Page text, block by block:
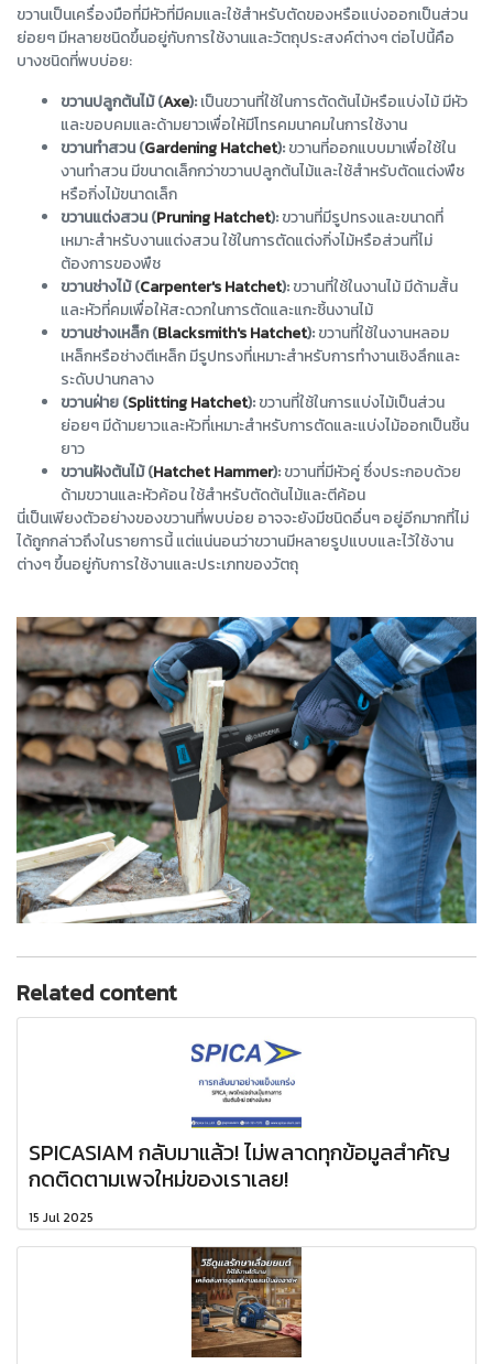
ขวานเป็นเครื่องมือที่มีหัวที่มีคมและใช้สำหรับตัดของหรือแบ่งออกเป็นส่วน
ย่อยๆ มีหลายชนิดขึ้นอยู่กับการใช้งานและวัตถุประสงค์ต่างๆ ต่อไปนี้คือ
บางชนิดที่พบบ่อย:
ขวานปลูกต้นไม้ (Axe):เป็นขวานที่ใช้ในการตัดต้นไม้หรือแบ่งไม้ มีหัว
และขอบคมและด้ามยาวเพื่อให้มีโทรคมนาคมในการใช้งาน
ขวานทำสวน (Gardening Hatchet):ขวานที่ออกแบบมาเพื่อใช้ใน
งานทำสวน มีขนาดเล็กกว่าขวานปลูกต้นไม้และใช้สำหรับตัดแต่งพืช
หรือกิ่งไม้ขนาดเล็ก
ขวานแต่งสวน (Pruning Hatchet):ขวานที่มีรูปทรงและขนาดที่
เหมาะสำหรับงานแต่งสวน ใช้ในการตัดแต่งกิ่งไม้หรือส่วนที่ไม่
ต้องการของพืช
ขวานช่างไม้ (Carpenter's Hatchet):ขวานที่ใช้ในงานไม้ มีด้ามสั้น
และหัวที่คมเพื่อให้สะดวกในการตัดและแกะชิ้นงานไม้
ขวานช่างเหล็ก (Blacksmith's Hatchet):ขวานที่ใช้ในงานหลอม
เหล็กหรือช่างตีเหล็ก มีรูปทรงที่เหมาะสำหรับการทำงานเชิงลึกและ
ระดับปานกลาง
ขวานฝ่าย (Splitting Hatchet):ขวานที่ใช้ในการแบ่งไม้เป็นส่วน
ย่อยๆ มีด้ามยาวและหัวที่เหมาะสำหรับการตัดและแบ่งไม้ออกเป็นชิ้น
ยาว
ขวานฝังต้นไม้ (Hatchet Hammer):ขวานที่มีหัวคู่ ซึ่งประกอบด้วย
ด้ามขวานและหัวค้อน ใช้สำหรับตัดต้นไม้และตีค้อน
นี่เป็นเพียงตัวอย่างของขวานที่พบบ่อย อาจจะยังมีชนิดอื่นๆ อยู่อีกมากที่ไม่
ได้ถูกกล่าวถึงในรายการนี้ แต่แน่นอนว่าขวานมีหลายรูปแบบและไว้ใช้งาน
ต่างๆ ขึ้นอยู่กับการใช้งานและประเภทของวัตถุ
Related content
SPICASIAM กลับมาแล้ว! ไม่พลาดทุกข้อมูลสำคัญ
กดติดตามเพจใหม่ของเราเลย!
15 Jul 2025